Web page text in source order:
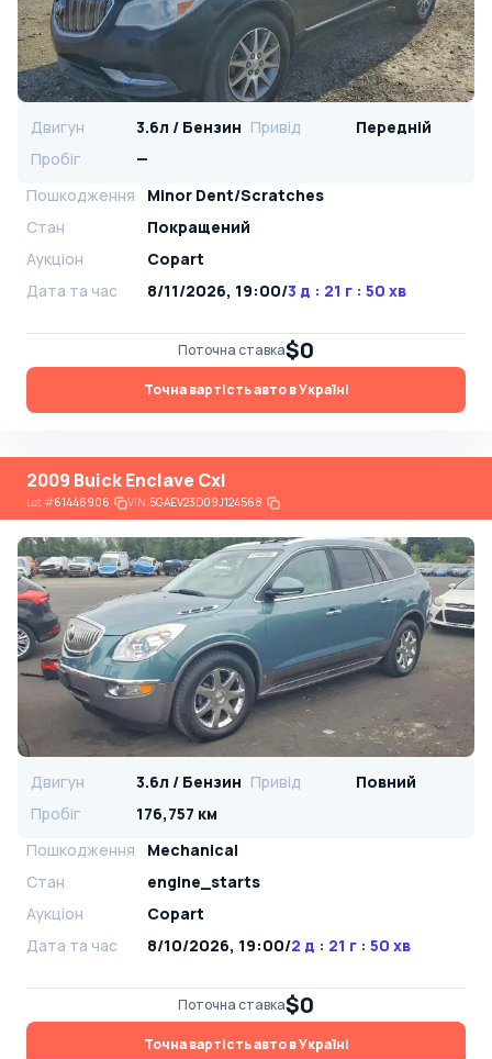
Двигун 3.6л / Бензин Привід
Передній
Пробіг
—
Пошкодження
Minor Dent/Scratches
Стан
Покращений
Аукціон
Copart
Дата та час
8/11/2026, 19:00/3 д : 21 г : 50 хв
Поточна ставка$0
Точна вартість авто в Україні
2009 Buick Enclave Cxl
Lot#61446906 VIN:5GAEV23D09J124568
Двигун 3.6л / Бензин Привід
Повний
Пробіг
176,757 км
Пошкодження
Mechanical
Стан
engine_starts
Аукціон
Copart
Дата та час
8/10/2026, 19:00/2 д : 21 г : 50 хв
Поточна ставка$0
Точна вартість авто в Україні